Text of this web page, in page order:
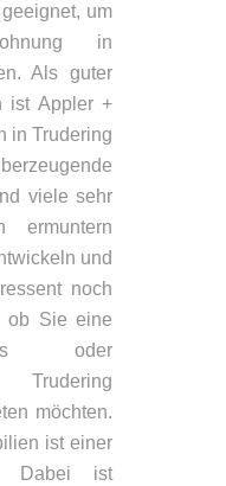
um
in
Als guter
ist Appler +
in Trudering
viele sehr
ermuntern
und
noch
ob Sie eine
oder
Trudering
möchten.
ist einer
Dabei ist